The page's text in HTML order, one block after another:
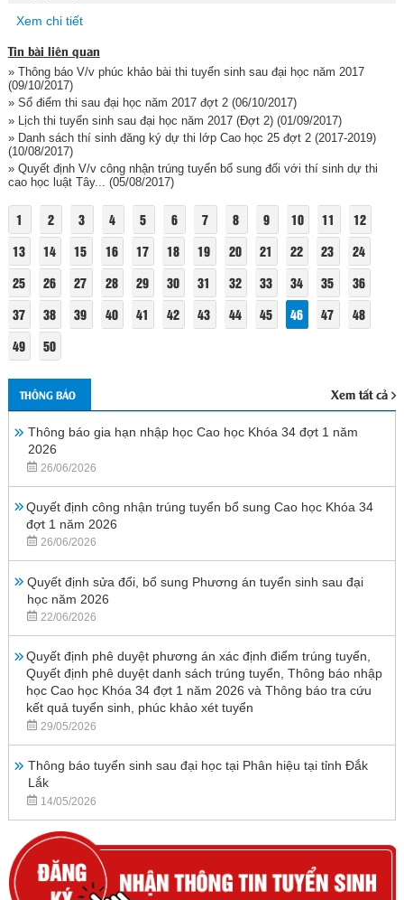
Xem chi tiết
Tin bài liên quan
» Thông báo V/v phúc khảo bài thi tuyển sinh sau đại học năm 2017
(09/10/2017)
» Sổ điểm thi sau đại học năm 2017 đợt 2(06/10/2017)
» Lịch thi tuyển sinh sau đại học năm 2017 (Đợt 2)(01/09/2017)
» Danh sách thí sinh đăng ký dự thi lớp Cao học 25 đợt 2 (2017-2019)
(10/08/2017)
» Quyết định V/v công nhận trúng tuyển bổ sung đối với thí sinh dự thi
cao học luật Tây... (05/08/2017)
1 2 3 4 5 6 7 8 9 10 11
12
13
14 15 16 17 18 19 20 21 22 23
24
25
26 27 28 29 30 31 32 33 34 35
36
37
38 39 40 41 42 43 44 45 46 47
48
49
50
THÔNG BÁO Xem tất cả
Thông báo gia hạn nhập học Cao học Khóa 34 đợt 1 năm
2026
26/06/2026
Quyết định công nhận trúng tuyển bổ sung Cao học Khóa 34
đợt 1 năm 2026
26/06/2026
Quyết định sửa đổi, bổ sung Phương án tuyển sinh sau đại
học năm 2026
22/06/2026
Quyết định phê duyệt phương án xác định điểm trúng tuyển,
Quyết định phê duyệt danh sách trúng tuyển, Thông báo nhập
học Cao học Khóa 34 đợt 1 năm 2026 và Thông báo tra cứu
kết quả tuyển sinh, phúc khảo xét tuyển
29/05/2026
Thông báo tuyển sinh sau đại học tại Phân hiệu tại tỉnh Đắk
Lắk
14/05/2026